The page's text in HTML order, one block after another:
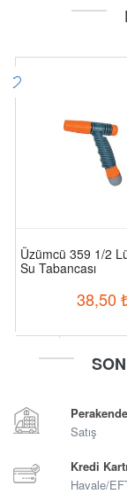
Üzümcü 359 1/2
Su Tabancası
38,50
Perakende
Satış
Kredi
Havale/